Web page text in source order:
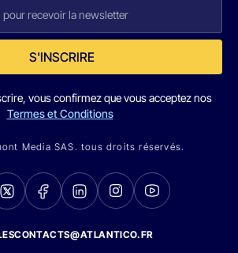
S'INSCRIRE
vous confirmez que vous acceptez nos
Termes et Conditions
Media SAS. tous droits réservés.